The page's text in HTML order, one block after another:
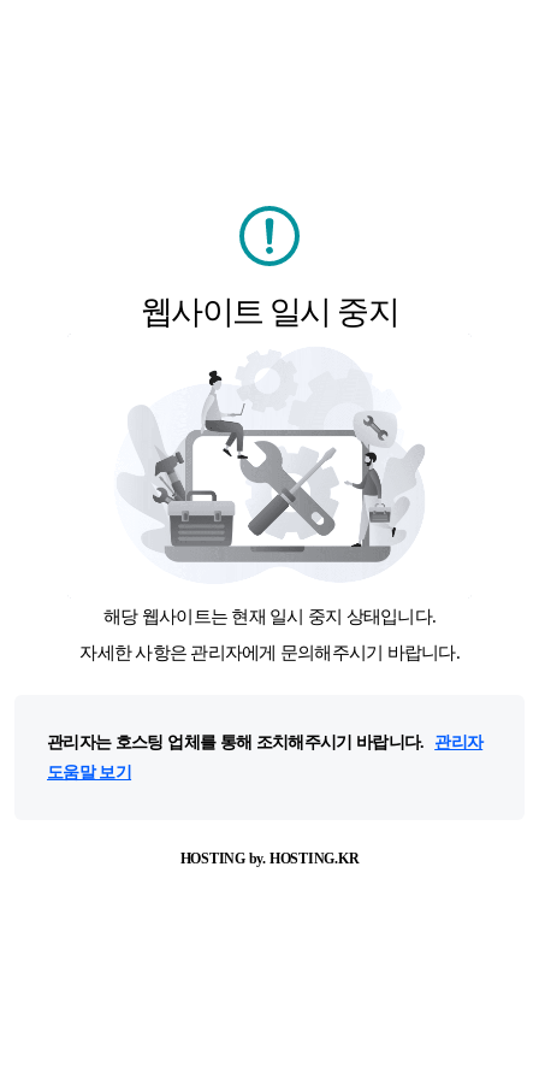
웹사이트 일시 중지
해당 웹사이트는 현재 일시 중지 상태입니다.
자세한 사항은 관리자에게 문의해주시기 바랍니다.
관리자는 호스팅 업체를 통해 조치해주시기 바랍니다.
관리자
도움말 보기
HOSTING by. HOSTING.KR